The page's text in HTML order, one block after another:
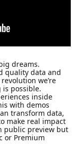
dreams.
quality data and
we’re
possible.
inside
with demos
transform data,
make real impact
public preview but
or Premium